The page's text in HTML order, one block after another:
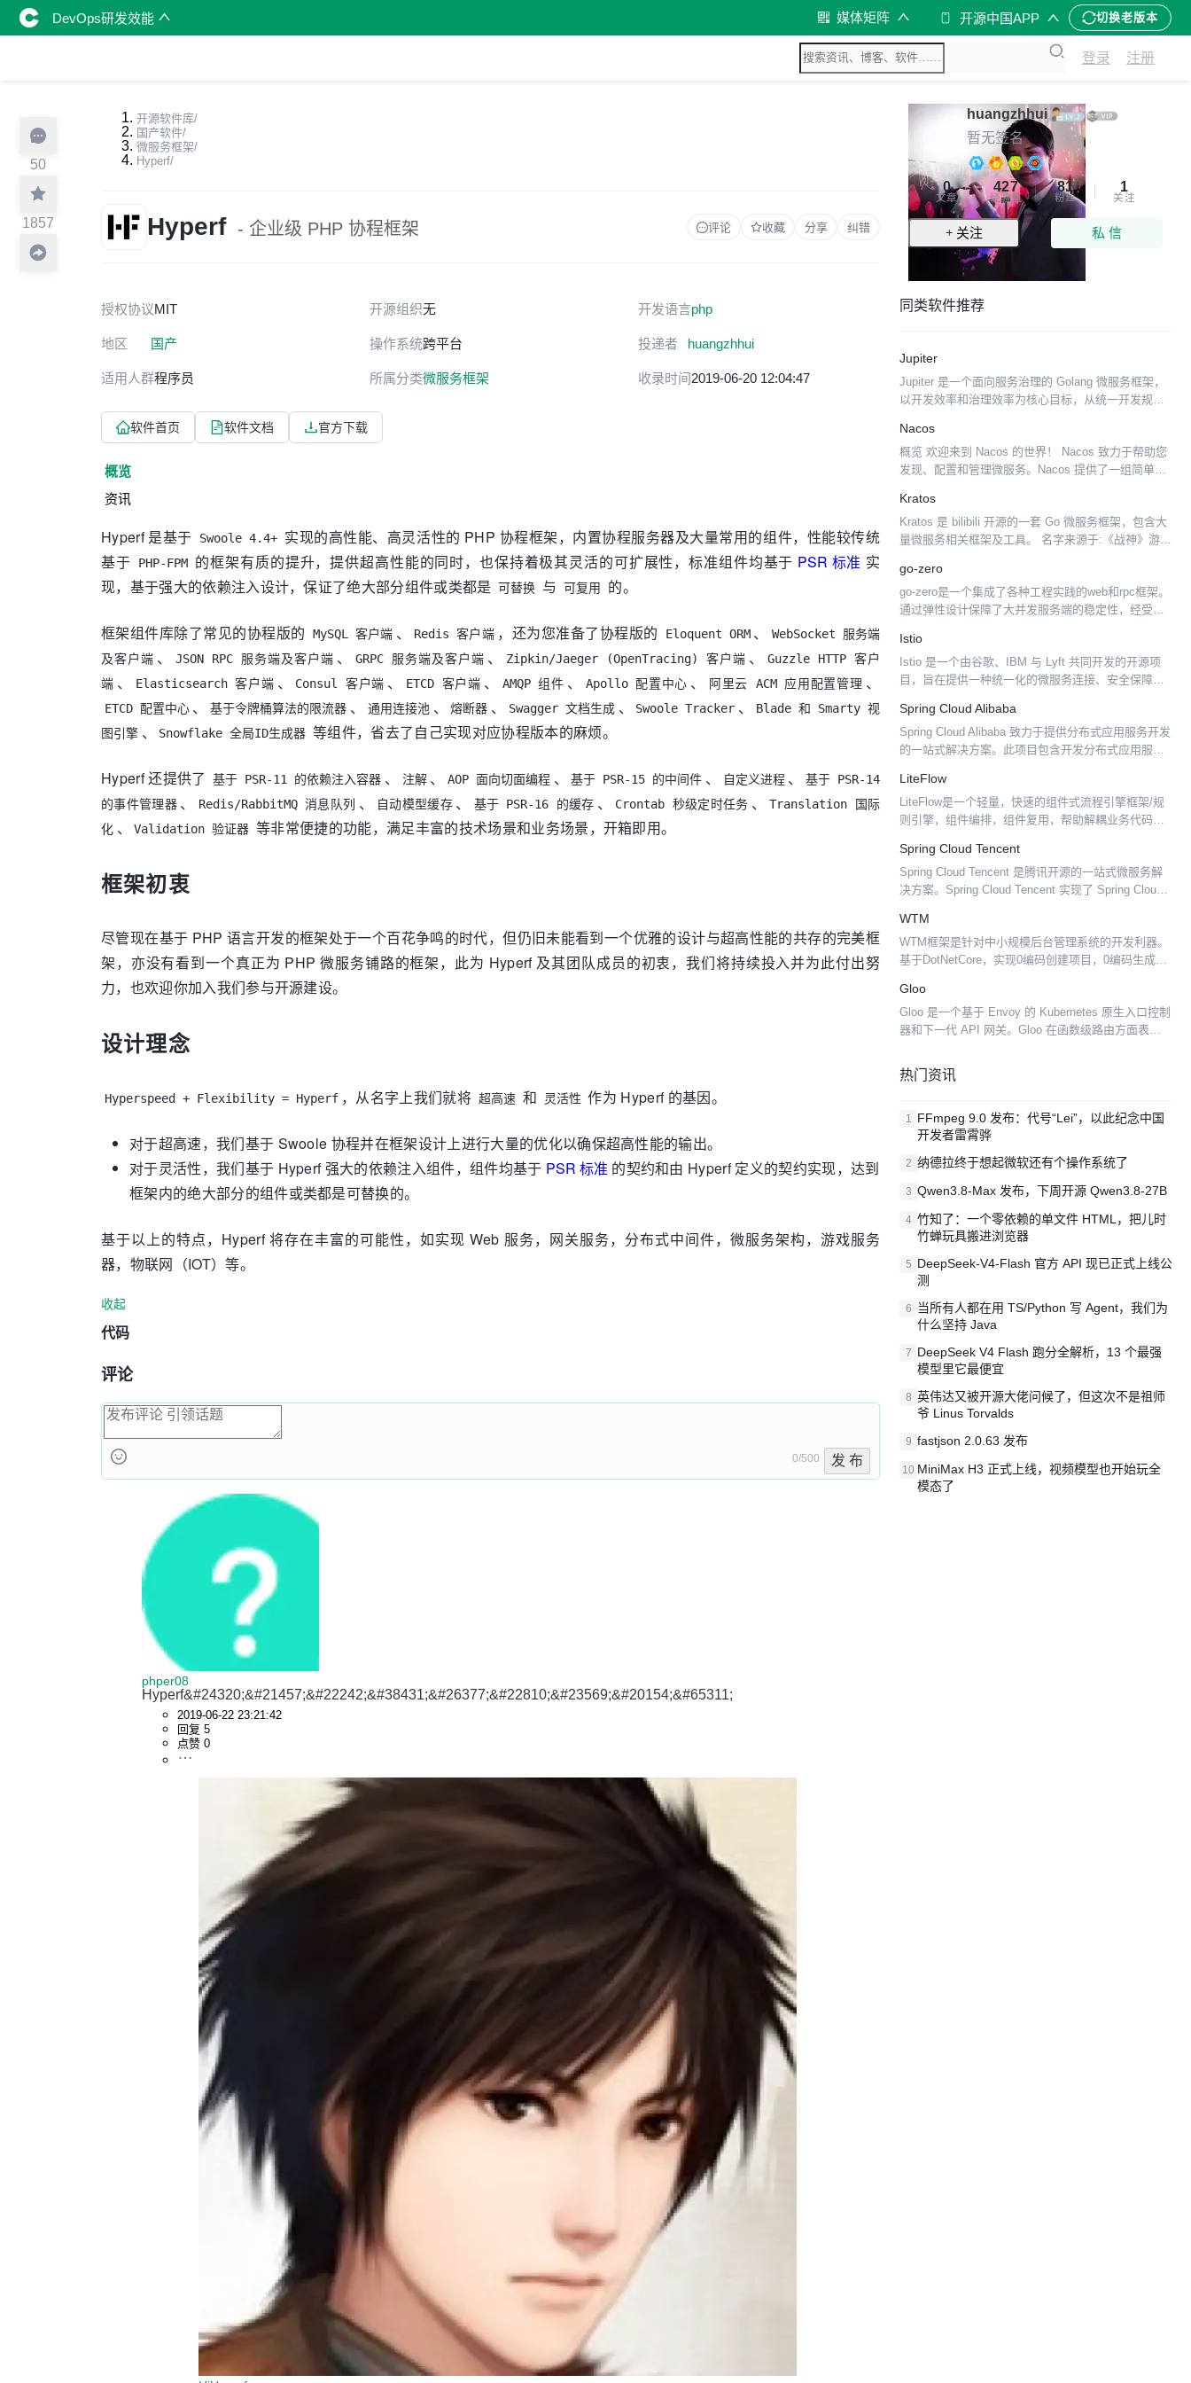
DevOps研发效能 媒体矩阵 开源中国APP 切换老版本
登录 注册
50
1857
开源软件库/
国产软件/
微服务框架/
Hyperf/
Hyperf - 企业级 PHP 协程框架 评论 收藏 分享 纠错
授权协议MIT 开源组织无 开发语言php
地区 国产 操作系统跨平台 投递者 huangzhhui
适用人群程序员 所属分类微服务框架 收录时间2019-06-20 12:04:47
软件首页 软件文档 官方下载
概览
资讯
Hyperf 是基于 Swoole 4.4+ 实现的高性能、高灵活性的 PHP 协程框架，内置协程服务器及大量常用的组件，性能较传统
基于
PHP-FPM 的框架有质的提升，提供超高性能的同时，也保持着极其灵活的可扩展性，标准组件均基于 PSR 标准 实
现，基于强大的依赖注入设计，保证了绝大部分组件或类都是 可替换 与 可复用 的。
框架组件库除了常见的协程版的 MySQL 客户端 、 Redis 客户端 ，还为您准备了协程版的 Eloquent ORM 、
WebSocket 服务端
及客户端 、 JSON RPC 服务端及客户端 、 GRPC 服务端及客户端 、 Zipkin/Jaeger (OpenTracing) 客户端 、
Guzzle HTTP 客户
端 、 Elasticsearch 客户端 、 Consul 客户端 、 ETCD 客户端 、 AMQP 组件 、 Apollo 配置中心 、 阿里云 ACM 应用配置管理 、
ETCD 配置中心 、 基于令牌桶算法的限流器 、 通用连接池 、 熔断器 、 Swagger 文档生成 、 Swoole Tracker 、
Blade 和 Smarty 视
图引擎 、 Snowflake 全局ID生成器 等组件，省去了自己实现对应协程版本的麻烦。
Hyperf 还提供了 基于 PSR-11 的依赖注入容器 、 注解 、 AOP 面向切面编程 、 基于 PSR-15 的中间件 、 自定义进程 、
基于 PSR-14
的事件管理器 、 Redis/RabbitMQ 消息队列 、 自动模型缓存 、 基于 PSR-16 的缓存 、 Crontab 秒级定时任务 、
Translation 国际
化 、 Validation 验证器 等非常便捷的功能，满足丰富的技术场景和业务场景，开箱即用。
框架初衷
尽管现在基于 PHP 语言开发的框架处于一个百花争鸣的时代，但仍旧未能看到一个优雅的设计与超高性能的共存的完美框
架，亦没有看到一个真正为 PHP 微服务铺路的框架，此为 Hyperf 及其团队成员的初衷，我们将持续投入并为此付出努
力，也欢迎你加入我们参与开源建设。
设计理念
Hyperspeed + Flexibility = Hyperf ，从名字上我们就将 超高速 和 灵活性 作为 Hyperf 的基因。
对于超高速，我们基于 Swoole 协程并在框架设计上进行大量的优化以确保超高性能的输出。
对于灵活性，我们基于 Hyperf 强大的依赖注入组件，组件均基于 PSR 标准 的契约和由 Hyperf 定义的契约实现，达到
框架内的绝大部分的组件或类都是可替换的。
基于以上的特点，Hyperf 将存在丰富的可能性，如实现 Web 服务，网关服务，分布式中间件，微服务架构，游戏服务
器，物联网（IOT）等。
收起
代码
评论
0/500 发 布
phper08
Hyperf&#24320;&#21457;&#22242;&#38431;&#26377;&#22810;&#23569;&#20154;&#65311;
2019-06-22 23:21:42
回复 5
点赞 0
huangzhhui
暂无签名
0
文章
427
经验值
81
粉丝
1
关注
+ 关注 私 信
同类软件推荐
Jupiter
Jupiter 是一个面向服务治理的 Golang 微服务框架，
以开发效率和治理效率为核心目标，从统一开发规
Gopher 开发高性能、高可靠性的微服务框架...
Nacos
概览 欢迎来到 Nacos 的世界！ Nacos 致力于帮助您
发现、配置和管理微服务。Nacos 提供了一组简单易
理、服务及流量管理。 Nacos 帮助您...
Kratos
Kratos 是 bilibili 开源的一套 Go 微服务框架，包含大
量微服务相关框架及工具。 名字来源于:《战神》游戏
（Kratos）成为战神并展开弑神...
go-zero
go-zero是一个集成了各种工程实践的web和rpc框架。
通过弹性设计保障了大并发服务端的稳定性，经受了
成工具 goctl，可以根据定义...
Istio
Istio 是一个由谷歌、IBM 与 Lyft 共同开发的开源项
目，旨在提供一种统一化的微服务连接、安全保障、
量管理机制，同时亦为其它增值功能（包...
Spring Cloud Alibaba
Spring Cloud Alibaba 致力于提供分布式应用服务开发
的一站式解决方案。此项目包含开发分布式应用服务
轻松使用这些组件来开发...
LiteFlow
LiteFlow是一个轻量，快速的组件式流程引擎框架/规
则引擎，组件编排，组件复用，帮助解耦业务代码，
载规则配置，实现即时修改。 官方网站：https:/...
Spring Cloud Tencent
Spring Cloud Tencent 是腾讯开源的一站式微服务解
决方案。Spring Cloud Tencent 实现了 Spring Cloud
WTM
WTM框架是针对中小规模后台管理系统的开发利器。
基于DotNetCore，实现0编码创建项目，0编码生成管
MVVM的精髓。对于新手，可以快速上手搭建项
目；...
Gloo
Gloo 是一个基于 Envoy 的 Kubernetes 原生入口控制
器和下一代 API 网关。Gloo 在函数级路由方面表现卓
Gloo 设计...
热门资讯
1 FFmpeg 9.0 发布：代号“Lei”，以此纪念中国
开发者雷霄骅
2 纳德拉终于想起微软还有个操作系统了
3 Qwen3.8-Max 发布，下周开源 Qwen3.8-27B
4 竹知了：一个零依赖的单文件 HTML，把儿时
竹蝉玩具搬进浏览器
5 DeepSeek-V4-Flash 官方 API 现已正式上线公
测
6 当所有人都在用 TS/Python 写 Agent，我们为
什么坚持 Java
7 DeepSeek V4 Flash 跑分全解析，13 个最强
模型里它最便宜
8 英伟达又被开源大佬问候了，但这次不是祖师
爷 Linus Torvalds
9 fastjson 2.0.63 发布
10 MiniMax H3 正式上线，视频模型也开始玩全
模态了